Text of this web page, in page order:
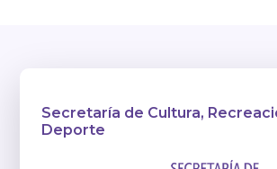
Secretaría de Cultura,
Deporte